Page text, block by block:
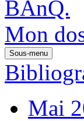
Mon
Sous-menu
Mai